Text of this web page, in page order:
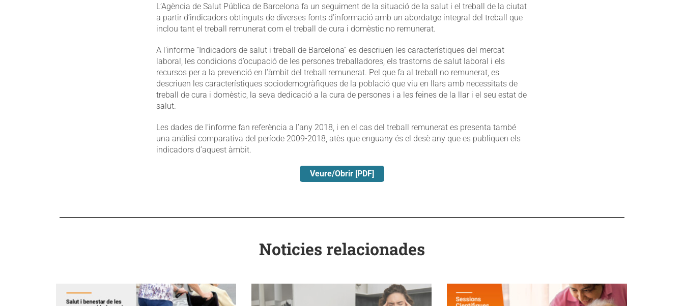
L’Agència de Salut Pública de Barcelona fa un seguiment de la situació de la salut i el treball de la ciutat
a partir d’indicadors obtinguts de diverses fonts d’informació amb un abordatge integral del treball que
inclou tant el treball remunerat com el treball de cura i domèstic no remunerat.
A l’informe “Indicadors de salut i treball de Barcelona” es descriuen les característiques del mercat
laboral, les condicions d’ocupació de les persones treballadores, els trastorns de salut laboral i els
recursos per a la prevenció en l’àmbit del treball remunerat. Pel que fa al treball no remunerat, es
descriuen les característiques sociodemogràfiques de la població que viu en llars amb necessitats de
treball de cura i domèstic, la seva dedicació a la cura de persones i a les feines de la llar i el seu estat de
salut.
Les dades de l’informe fan referència a l’any 2018, i en el cas del treball remunerat es presenta també
una anàlisi comparativa del període 2009-2018, atès que enguany és el desè any que es publiquen els
indicadors d’aquest àmbit.
Veure/Obrir [PDF]
Noticies relacionades